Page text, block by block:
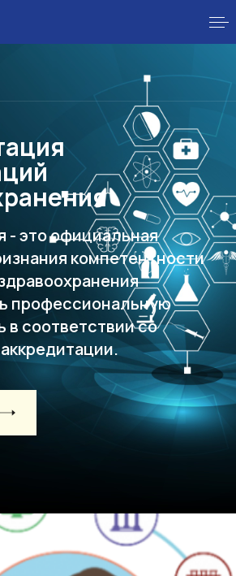
- это официальная
компетентности
профессиональную
в соответствии со